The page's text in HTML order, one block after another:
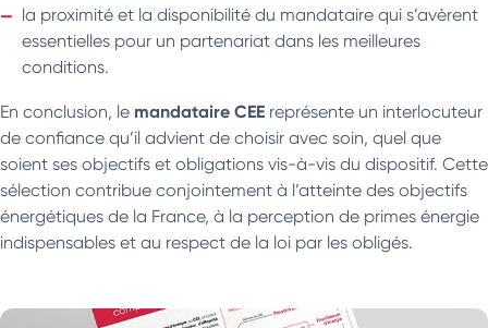
la proximité et la disponibilité du mandataire qui s’avèrent
essentielles pour un partenariat dans les meilleures
conditions.
En conclusion, le mandataire CEE représente un interlocuteur
de confiance qu’il advient de choisir avec soin, quel que
soient ses objectifs et obligations vis-à-vis du dispositif. Cette
sélection contribue conjointement à l’atteinte des objectifs
énergétiques de la France, à la perception de primes énergie
indispensables et au respect de la loi par les obligés.